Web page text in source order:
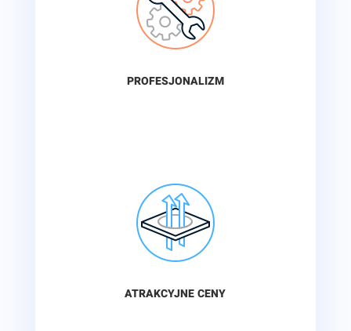
PROFESJONALIZM
ATRAKCYJNE CENY